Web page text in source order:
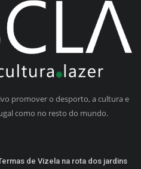
promover o desporto, a cultura e
como no resto do mundo.
de Vizela na rota dos jardins